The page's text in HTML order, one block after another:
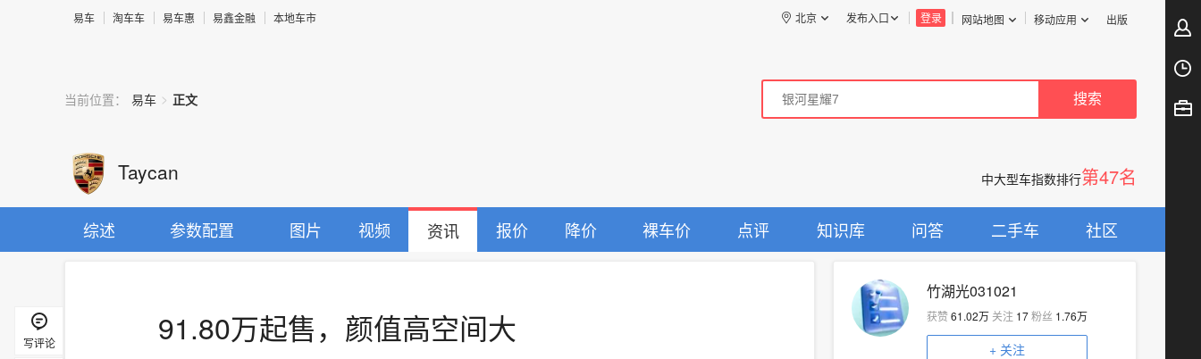
易车 淘车车 易车惠 易鑫金融 本地车市 网站地图 移动应用 出版
登录
发布入口
北京
当前位置： 易车 > 正文
Taycan 中大型车指数排行第47名
综述 参数配置 图片 视频 资讯 报价 降价 裸车价 点评 知识库 问答 二手车 社区
写评论 91.80万起售，颜值高空间大
竹湖光031021
获赞61.02万 关注 17粉丝 1.76万
+ 关注